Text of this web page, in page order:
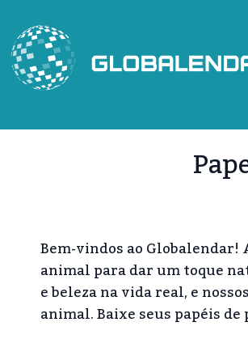
content
Bem-vindos ao Globalendar!
animal para dar um toque
e beleza na vida real, e
animal. Baixe seus papéis